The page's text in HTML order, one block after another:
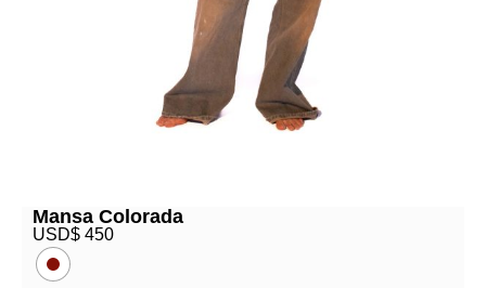
Mansa Colorada
USD$ 450